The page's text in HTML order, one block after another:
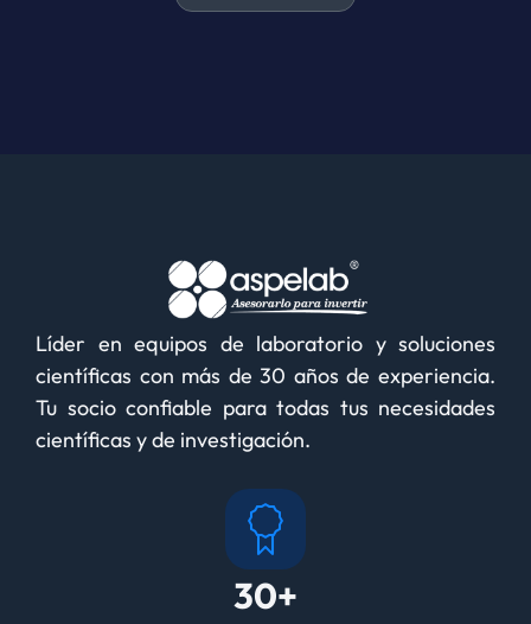
Líder en equipos de laboratorio y soluciones
científicas con más de 30 años de experiencia.
Tu socio confiable para todas tus necesidades
científicas y de investigación.
30+